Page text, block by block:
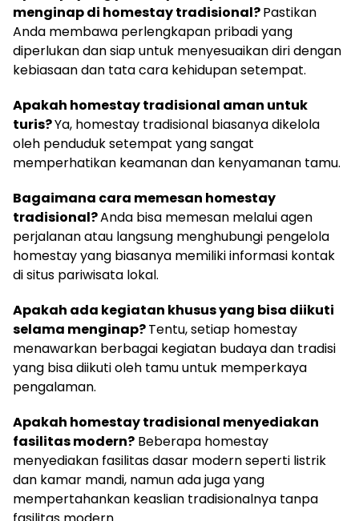
menginap di homestay tradisional?Pastikan
Anda membawa perlengkapan pribadi yang
diperlukan dan siap untuk menyesuaikan diri dengan
kebiasaan dan tata cara kehidupan setempat.
Apakah homestay tradisional aman untuk
turis?Ya, homestay tradisional biasanya dikelola
oleh penduduk setempat yang sangat
memperhatikan keamanan dan kenyamanan tamu.
Bagaimana cara memesan homestay
tradisional?Anda bisa memesan melalui agen
perjalanan atau langsung menghubungi pengelola
homestay yang biasanya memiliki informasi kontak
di situs pariwisata lokal.
Apakah ada kegiatan khusus yang bisa diikuti
selama menginap?Tentu, setiap homestay
menawarkan berbagai kegiatan budaya dan tradisi
yang bisa diikuti oleh tamu untuk memperkaya
pengalaman.
Apakah homestay tradisional menyediakan
fasilitas modern? Beberapa homestay
menyediakan fasilitas dasar modern seperti listrik
dan kamar mandi, namun ada juga yang
mempertahankan keaslian tradisionalnya tanpa